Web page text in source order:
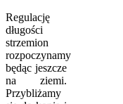
Regulację
długości
strzemion
rozpoczynamy
będąc jeszcze
na ziemi.
Przybliżamy